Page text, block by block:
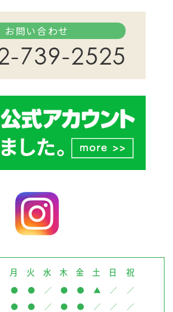
お問い合わせ
739-2525
月 火 水 木 金 土 日 祝
● ● ／ ● ● ▲ ／ ／
● ● ／ ● ● ／ ／ ／